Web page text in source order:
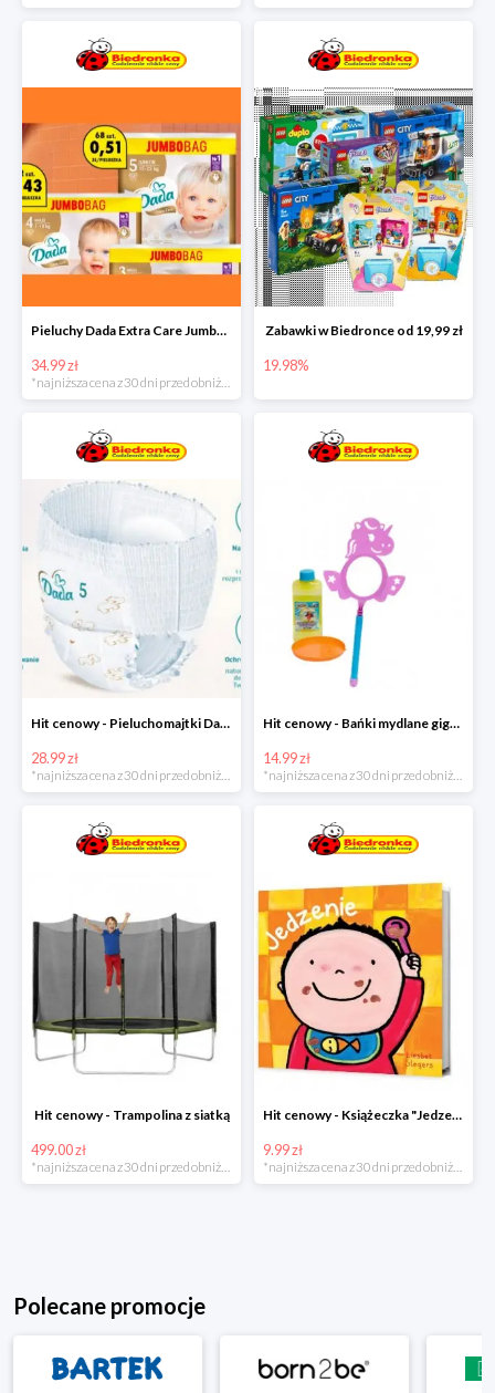
Pieluchy Dada Extra Care Jumbo Bag w super cenie
34.99 zł
*najniższa cena z 30 dni przed obniżką
Zabawki w Biedronce od 19,99 zł
19.98%
Hit cenowy - Pieluchomajtki Dada Pants
28.99 zł
Hit cenowy - Bańki mydlane gigant lub płyn uzupełniający
14.99 zł
Hit cenowy - Trampolina z siatką
499.00 zł
Hit cenowy - Książeczka "Jedzenie"
9.99 zł
Polecane promocje